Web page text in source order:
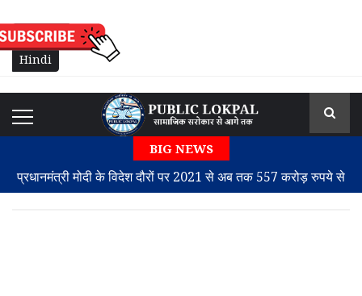
English
Hindi
BIG NEWS
प्रधानमंत्री मोदी के विदेश दौरों पर 2021 से अब तक 557 करोड़ रुपये से